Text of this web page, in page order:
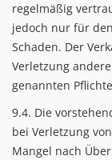
regelmäßig
jedoch nur für
Schaden. Der
Verletzung
genannten
9.4. Die
bei Verletzung
Mangel nach